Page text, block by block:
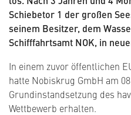
Schiebetor 1 der großen
seinem Besitzer, dem
Schifffahrtsamt NOK, in
In einem zuvor öffentlichen
hatte Nobiskrug GmbH am
Grundinstandsetzung des
Wettbewerb erhalten.